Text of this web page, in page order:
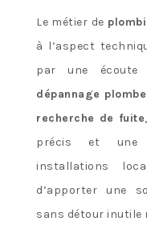
Le métier de
à l’aspect
par une écoute
dépannage
recherche de fuite
précis et une
installations
d’apporter une
sans détour inutile